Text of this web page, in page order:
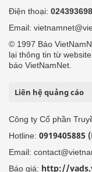
Điện thoại:
Email:
© 1997 Báo
lại thông tin từ
báo VietNamNet.
Liên hệ quảng cáo
Công ty Cổ phần
Hotline: 0919405885
Email:
Báo giá: http://